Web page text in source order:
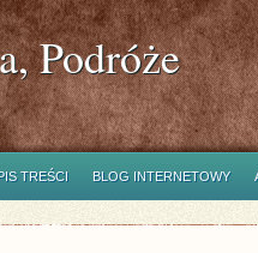
Podróże
TREŚCI BLOG INTERNETOWY